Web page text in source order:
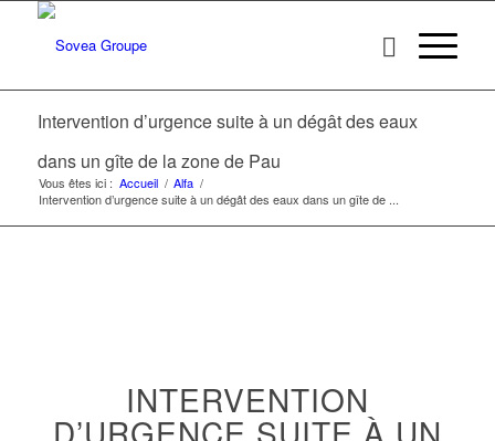
Intervention d’urgence suite à un dégât des eaux
dans un gîte de la zone de Pau
Vous êtes ici : Accueil / Alfa /
Intervention d’urgence suite à un dégât des eaux dans un gîte de ...
INTERVENTION
D’URGENCE SUITE À UN